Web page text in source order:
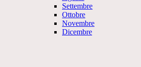
Settembre
Ottobre
Novembre
Dicembre